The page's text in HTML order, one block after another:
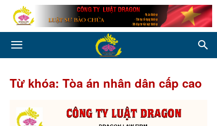
Từ khóa: Tòa án nhân dân cấp cao